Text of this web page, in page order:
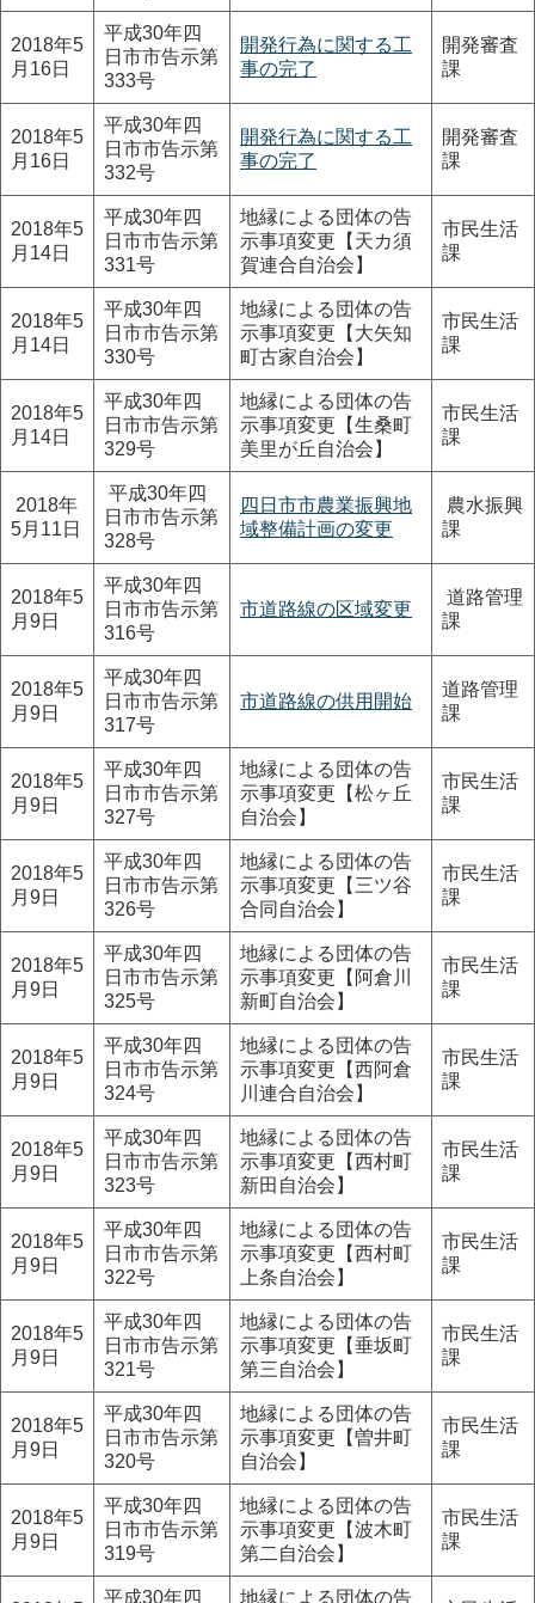
2018年5
月16日
平成30年四
日市市告示第
333号
開発行為に関する工
事の完了
開発審査
課
2018年5
月16日
平成30年四
日市市告示第
332号
開発行為に関する工
事の完了
開発審査
課
2018年5
月14日
平成30年四
日市市告示第
331号
地縁による団体の告
示事項変更【天カ須
賀連合自治会】
市民生活
課
2018年5
月14日
平成30年四
日市市告示第
330号
地縁による団体の告
示事項変更【大矢知
町古家自治会】
市民生活
課
2018年5
月14日
平成30年四
日市市告示第
329号
地縁による団体の告
示事項変更【生桑町
美里が丘自治会】
市民生活
課
2018年
5月11日
平成30年四
日市市告示第
328号
四日市市農業振興地
域整備計画の変更
農水振興
課
2018年5
月9日
平成30年四
日市市告示第
316号
市道路線の区域変更
道路管理
課
2018年5
月9日
平成30年四
日市市告示第
317号
市道路線の供用開始
道路管理
課
2018年5
月9日
平成30年四
日市市告示第
327号
地縁による団体の告
示事項変更【松ヶ丘
自治会】
市民生活
課
2018年5
月9日
平成30年四
日市市告示第
326号
地縁による団体の告
示事項変更【三ツ谷
合同自治会】
市民生活
課
2018年5
月9日
平成30年四
日市市告示第
325号
地縁による団体の告
示事項変更【阿倉川
新町自治会】
市民生活
課
2018年5
月9日
平成30年四
日市市告示第
324号
地縁による団体の告
示事項変更【西阿倉
川連合自治会】
市民生活
課
2018年5
月9日
平成30年四
日市市告示第
323号
地縁による団体の告
示事項変更【西村町
新田自治会】
市民生活
課
2018年5
月9日
平成30年四
日市市告示第
322号
地縁による団体の告
示事項変更【西村町
上条自治会】
市民生活
課
2018年5
月9日
平成30年四
日市市告示第
321号
地縁による団体の告
示事項変更【垂坂町
第三自治会】
市民生活
課
2018年5
月9日
平成30年四
日市市告示第
320号
地縁による団体の告
示事項変更【曽井町
自治会】
市民生活
課
2018年5
月9日
平成30年四
日市市告示第
319号
地縁による団体の告
示事項変更【波木町
第二自治会】
市民生活
課
平成30年四 地縁による団体の告